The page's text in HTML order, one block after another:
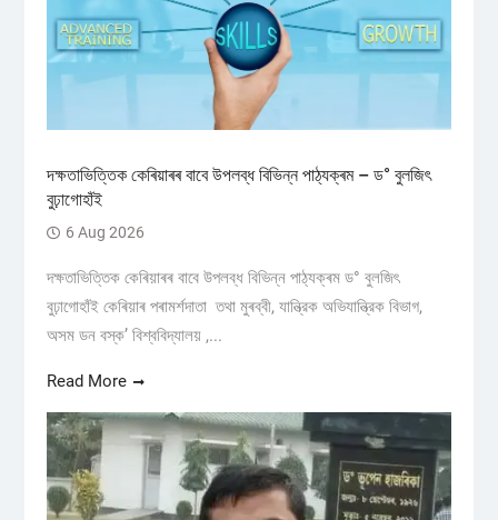
দক্ষতাভিত্তিক কেৰিয়াৰৰ বাবে উপলব্ধ বিভিন্ন পাঠ্যক্ৰম – ড° বুলজিৎ
বুঢ়াগোহাঁই
6 Aug 2026
দক্ষতাভিত্তিক কেৰিয়াৰৰ বাবে উপলব্ধ বিভিন্ন পাঠ্যক্ৰম ড° বুলজিৎ
বুঢ়াগোহাঁই কেৰিয়াৰ পৰামৰ্শদাতা তথা মুৰব্বী, যান্ত্রিক অভিযান্ত্রিক বিভাগ,
অসম ডন বস্ক’ বিশ্ববিদ্যালয় ,...
Read More